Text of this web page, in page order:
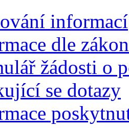
informací
dle
žádosti o
se dotazy